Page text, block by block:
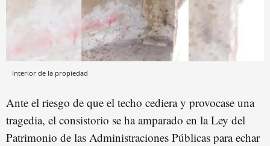
Interior de la propiedad
Ante el riesgo de que el techo cediera y provocase una
tragedia, el consistorio se ha amparado en la Ley del
Patrimonio de las Administraciones Públicas para echar